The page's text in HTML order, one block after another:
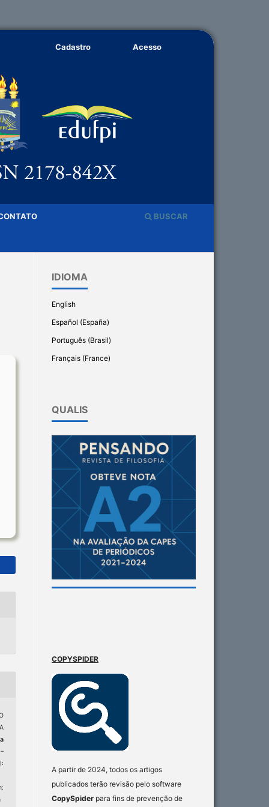
BUSCAR
Cadastro Acesso
IDIOMA
English
Español (España)
Português (Brasil)
Français (France)
QUALIS
COPYSPIDER
A partir de 2024, todos os artigos
publicados terão revisão pelo software
CopySpider para fins de prevenção de